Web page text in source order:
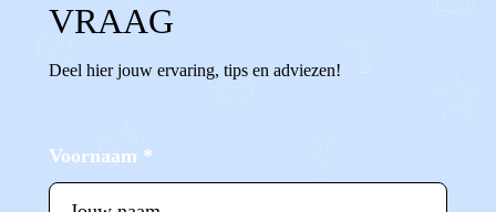
VRAAG
Deel hier jouw ervaring, tips en adviezen!
Voornaam *